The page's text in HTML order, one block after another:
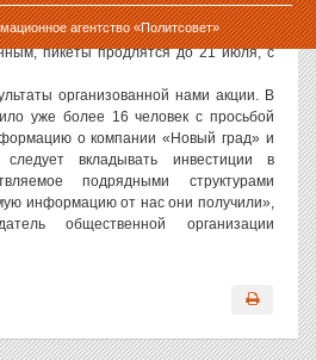
агентство «Политсовет»
в рамках президентской
жилье».
пикеты продлятся до 21 июля, с
организованной нами акции. В
уже более 16 человек с просьбой
о компании «Новый град» и
вкладывать инвестиции в
подрядными структурами
информацию от нас они получили»,
общественной организации